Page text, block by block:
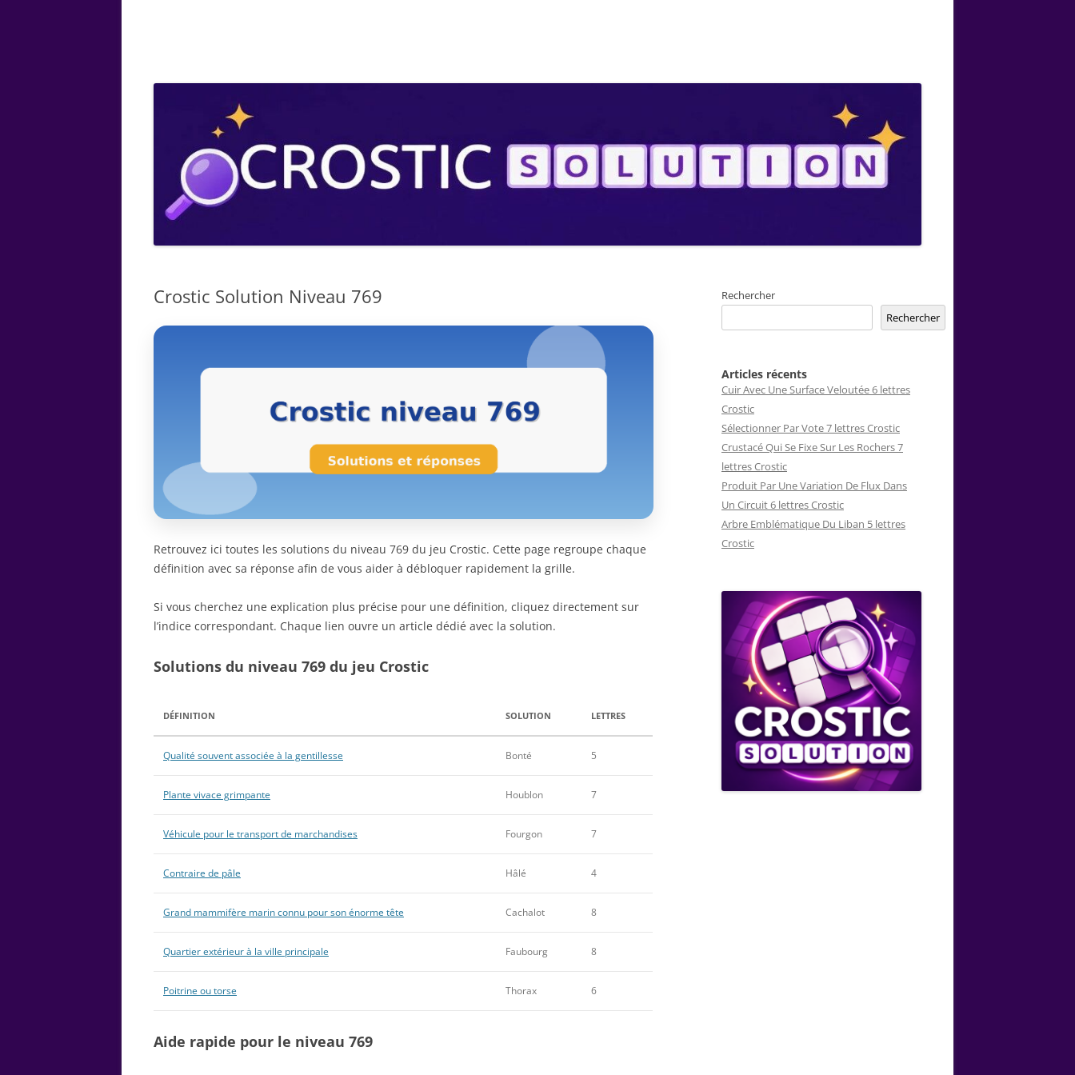
Crostic Solution Niveau 769
Retrouvez ici toutes les solutions du niveau 769 du jeu Crostic. Cette page regroupe chaque
définition avec sa réponse afin de vous aider à débloquer rapidement la grille.
Si vous cherchez une explication plus précise pour une définition, cliquez directement sur
l’indice correspondant. Chaque lien ouvre un article dédié avec la solution.
Solutions du niveau 769 du jeu Crostic
DÉFINITION SOLUTION LETTRES
Qualité souvent associée à la gentillesse Bonté 5
Plante vivace grimpante Houblon 7
Véhicule pour le transport de marchandises Fourgon 7
Contraire de pâle Hâlé 4
Grand mammifère marin connu pour son énorme tête Cachalot 8
Quartier extérieur à la ville principale Faubourg 8
Poitrine ou torse Thorax 6
Aide rapide pour le niveau 769
Rechercher
Rechercher
Articles récents
Cuir Avec Une Surface Veloutée 6 lettres
Crostic
Sélectionner Par Vote 7 lettres Crostic
Crustacé Qui Se Fixe Sur Les Rochers 7
lettres Crostic
Produit Par Une Variation De Flux Dans
Un Circuit 6 lettres Crostic
Arbre Emblématique Du Liban 5 lettres
Crostic